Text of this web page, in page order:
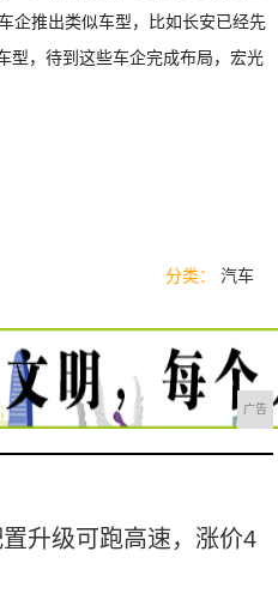
企推出类似车型，比如长安已经先
型，待到这些车企完成布局，宏光
分类： 汽车
广告
升级可跑高速，涨价4